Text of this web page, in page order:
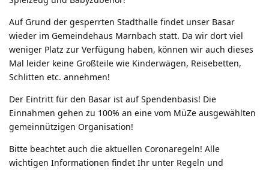
Auf Grund der gesperrten Stadthalle findet unser Basar
wieder im Gemeindehaus Marnbach statt. Da wir dort viel
weniger Platz zur Verfügung haben, können wir auch dieses
Mal leider keine Großteile wie Kinderwägen, Reisebetten,
Schlitten etc. annehmen!
Der Eintritt für den Basar ist auf Spendenbasis! Die
Einnahmen gehen zu 100% an eine vom MüZe ausgewählten
gemeinnützigen Organisation!
Bitte beachtet auch die aktuellen Coronaregeln! Alle
wichtigen Informationen findet Ihr unter Regeln und